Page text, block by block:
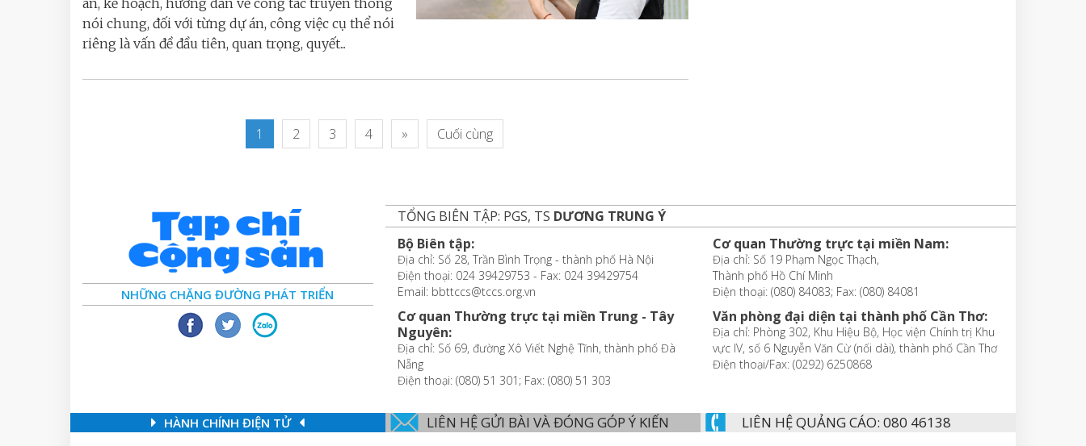
án, kế hoạch, hướng dẫn về công tác truyền thông
nói chung, đối với từng dự án, công việc cụ thể nói
riêng là vấn đề đầu tiên, quan trọng, quyết...
1 2 3 4 » Cuối cùng
NHỮNG CHẶNG ĐƯỜNG PHÁT TRIỂN
TỔNG BIÊN TẬP: PGS, TS DƯƠNG TRUNG Ý
Bộ Biên tập:
Địa chỉ: Số 28, Trần Bình Trọng - thành phố Hà Nội
Điện thoại: 024 39429753 - Fax: 024 39429754
Email: bbttccs@tccs.org.vn
Cơ quan Thường trực tại miền Trung - Tây
Nguyên:
Địa chỉ: Số 69, đường Xô Viết Nghệ Tĩnh, thành phố Đà
Nẵng
Điện thoại: (080) 51 301; Fax: (080) 51 303
Cơ quan Thường trực tại miền Nam:
Địa chỉ: Số 19 Phạm Ngọc Thạch,
Thành phố Hồ Chí Minh
Điện thoại: (080) 84083; Fax: (080) 84081
Văn phòng đại diện tại thành phố Cần Thơ:
Địa chỉ: Phòng 302, Khu Hiệu Bộ, Học viện Chính trị Khu
vực IV, số 6 Nguyễn Văn Cừ (nối dài), thành phố Cần Thơ
Điện thoại/Fax: (0292) 6250868
HÀNH CHÍNH ĐIỆN TỬ LIÊN HỆ GỬI BÀI VÀ ĐÓNG GÓP Ý KIẾN LIÊN HỆ QUẢNG CÁO: 080 46138